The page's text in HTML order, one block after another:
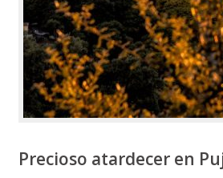
Precioso atardecer en